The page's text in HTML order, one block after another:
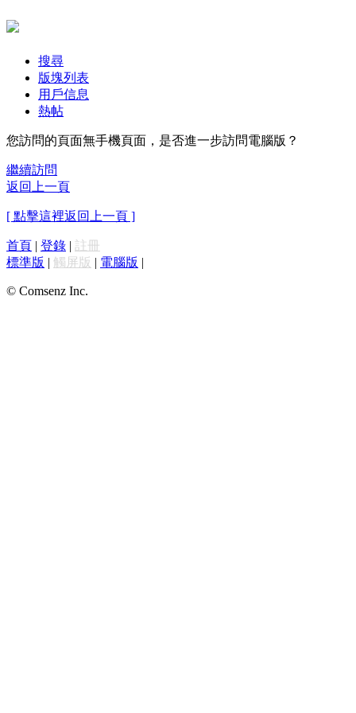
搜尋
版塊列表
用戶信息
熱帖
您訪問的頁面無手機頁面，是否進一步訪問電腦版？
繼續訪問
返回上一頁
[ 點擊這裡返回上一頁 ]
首頁 | 登錄 | 註冊
標準版 | 觸屏版 | 電腦版 |
© Comsenz Inc.